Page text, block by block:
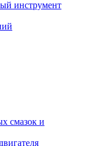
инструмент
смазок и